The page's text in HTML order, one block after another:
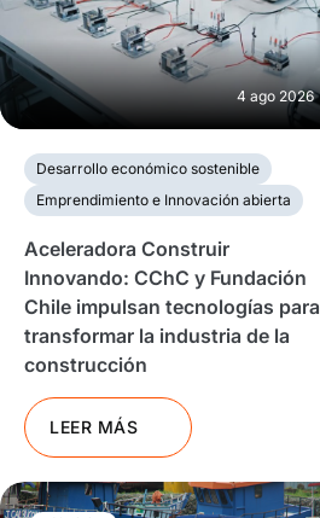
4 ago 2026
Desarrollo económico sostenible
Emprendimiento e Innovación abierta
Aceleradora Construir
Innovando: CChC y Fundación
Chile impulsan tecnologías para
transformar la industria de la
construcción
LEER MÁS